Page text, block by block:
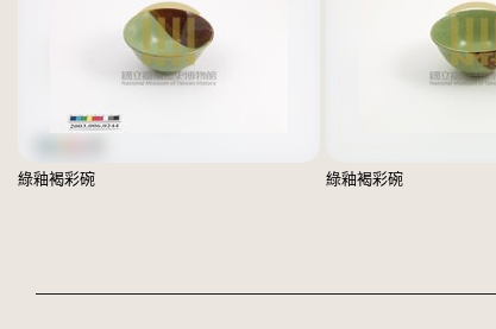
綠釉褐彩碗 綠釉褐彩碗